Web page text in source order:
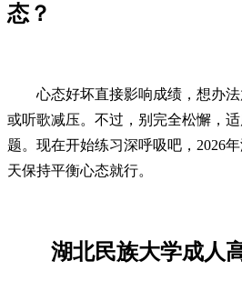
态？
心态好坏直接影响成绩，想办
或听歌减压。不过，别完全松懈，
题。现在开始练习深呼吸吧，2026
天保持平衡心态就行。
湖北民族大学成人